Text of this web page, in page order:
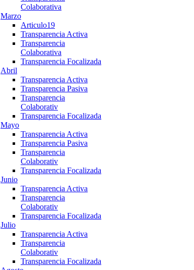
Colaborativa
Marzo
Articulo19
Transparencia Activa
Transparencia
Colaborativa
Transparencia Focalizada
Abril
Transparencia Activa
Transparencia Pasiva
Transparencia
Colaborativ
Transparencia Focalizada
Mayo
Transparencia Activa
Transparencia Pasiva
Transparencia
Colaborativ
Transparencia Focalizada
Junio
Transparencia Activa
Transparencia
Colaborativ
Transparencia Focalizada
Julio
Transparencia Activa
Transparencia
Colaborativ
Transparencia Focalizada